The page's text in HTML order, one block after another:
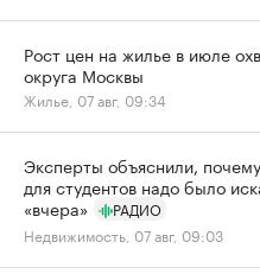
Рост цен на жилье в июле
округа Москвы
Жилье, 07 авг, 09:34
Эксперты объяснили,
для студентов надо было
«вчера»
РАДИО
Недвижимость, 07 авг, 09:03